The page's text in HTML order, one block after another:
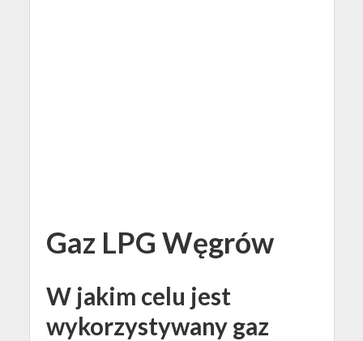
Gaz LPG Węgrów
W jakim celu jest
wykorzystywany gaz